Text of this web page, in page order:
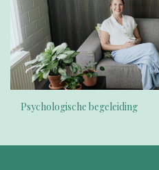
Psychologische begeleiding